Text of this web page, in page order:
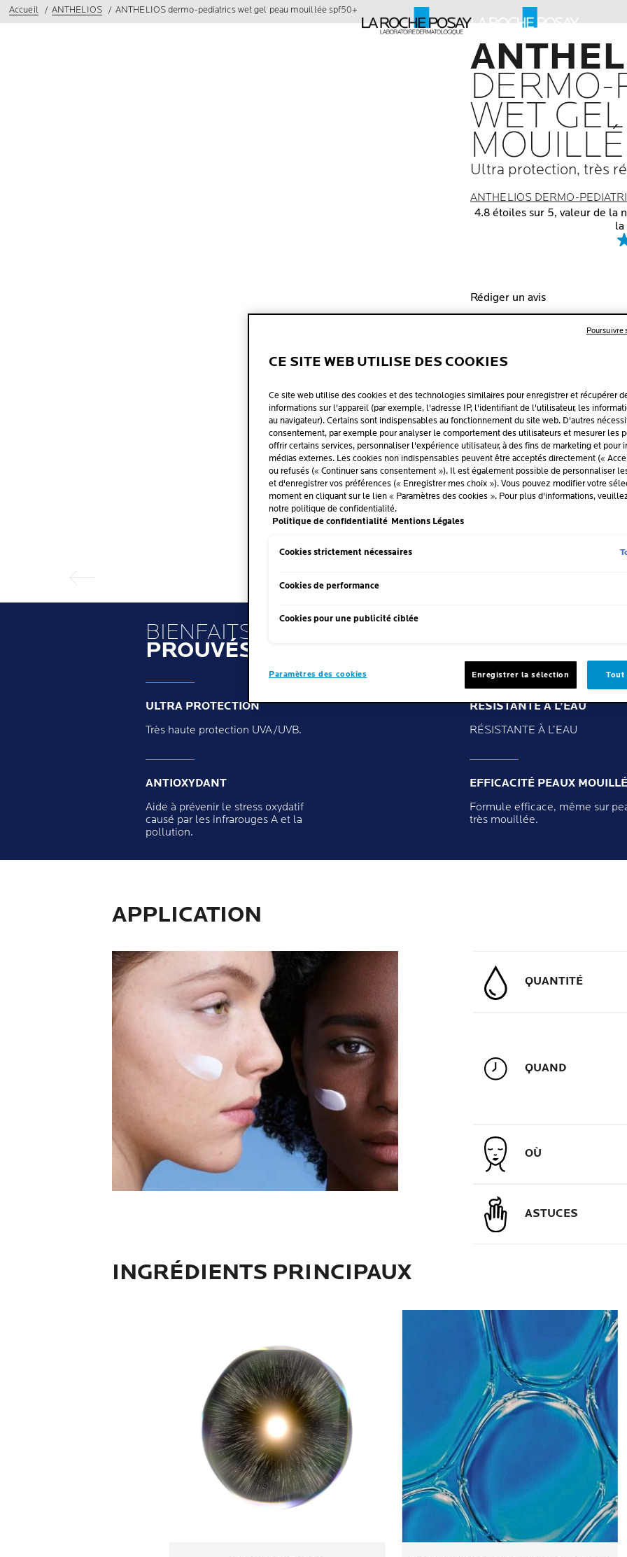
Accueil ANTHELIOS ANTHELIOS dermo-pediatrics wet gel peau mouillée spf50+
DERMO-
WET
Ultra protection, très
ANTHELIOS DERMO-
4.8 étoiles sur 5, valeur de la note
la
Rédiger un avis
LES
La surexposition au
les jeunes enfants à
Ne restez pas trop
utilisez un produit
une protection à 100
Convient pour les
BIENFAITS
PROUVÉS
ULTRA PROTECTION
Très haute protection UVA/UVB.
RÉSISTANTE À L’EAU
RÉSISTANTE À L’EAU
ANTIOXYDANT
Aide à prévenir le stress oxydatif
causé par les infrarouges A et la
pollution.
EFFICACITÉ PEAUX
Formule efficace, même sur
très mouillée.
APPLICATION
QUANTITÉ
QUAND
OÙ
ASTUCES
INGRÉDIENTS PRINCIPAUX
CE SITE WEB UTILISE DES COOKIES
Ce site web utilise des cookies et des technologies similaires pour enregistrer et récupérer
informations sur l'appareil (par exemple, l'adresse IP, l'identifiant de l'utilisateur, les
au navigateur). Certains sont indispensables au fonctionnement du site web. D'autres
consentement, par exemple pour analyser le comportement des utilisateurs et mesurer les
offrir certains services, personnaliser l'expérience utilisateur, à des fins de marketing et pour
médias externes. Les cookies non indispensables peuvent être acceptés directement («
ou refusés (« Continuer sans consentement »). Il est également possible de personnaliser
et d'enregistrer vos préférences (« Enregistrer mes choix »). Vous pouvez modifier votre
moment en cliquant sur le lien « Paramètres des cookies ». Pour plus d'informations,
notre politique de confidentialité.
Politique de confidentialité Mentions Légales
Cookies strictement nécessaires
Cookies de performance
Cookies pour une publicité ciblée
Paramètres des cookies Enregistrer la sélection Tout
Poursuivre